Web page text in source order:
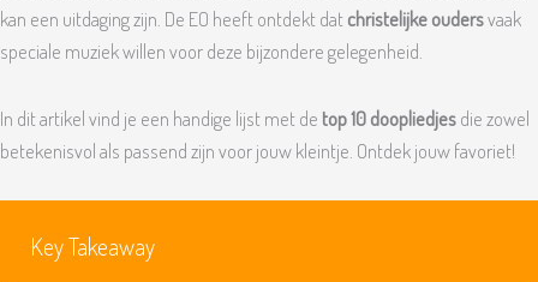
kan een uitdaging zijn. De EO heeft ontdekt datchristelijke oudersvaak
speciale muziek willen voor deze bijzondere gelegenheid.
In dit artikel vind je een handige lijst met de top 10 doopliedjesdie zowel
betekenisvol als passend zijn voor jouw kleintje. Ontdek jouw favoriet!
Key Takeaway